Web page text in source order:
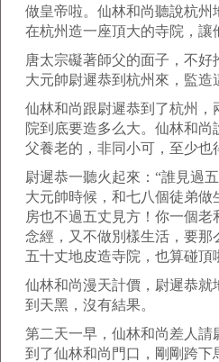
做皇帝啦。仙林和尚聽說杭州
在杭州造一座頂大的寺院，讓
唐太宗礙著師父的面子，不
大元帥尉遲恭到杭州來，監造
仙林和尚跟尉遲恭到了杭州，
院到底要造多么大。仙林和尚
父養老的，非同小可，至少也
尉遲恭一聽火起來：“誰見過
大元帥時候，和七八個徒弟做
房也不過五丈見方！你一個老
念經，又不做別樣生活，要那
五十丈地皮造寺院，也算碰頂
仙林和尚漫天計價，尉遲恭就
到天黑，沒有結果。
第二天一早，仙林和尚差人請
到了仙林和尚門口，剛剛跨下